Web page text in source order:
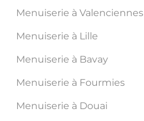
Menuiserie à Valenciennes
Menuiserie à Lille
Menuiserie à Bavay
Menuiserie à Fourmies
Menuiserie à Douai